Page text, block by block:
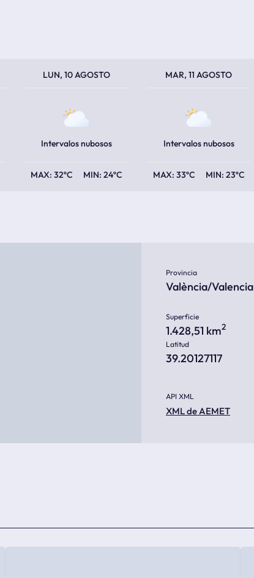
LUN, 10 AGOSTO
Intervalos nubosos
32ºC 24ºC
MAR, 11 AGOSTO
Intervalos nubosos
33ºC 23ºC
Provincia
València/Valencia
Superficie
1.428,51 km2
Latitud
39.20127117
API XML
XML de AEMET